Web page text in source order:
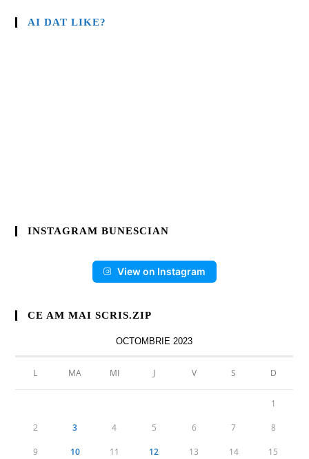
AI DAT LIKE?
INSTAGRAM BUNESCIAN
View on Instagram
CE AM MAI SCRIS.ZIP
OCTOMBRIE 2023
L MA MI J V S D
1
2 3 4 5 6 7 8
9 10 11 12 13 14 15